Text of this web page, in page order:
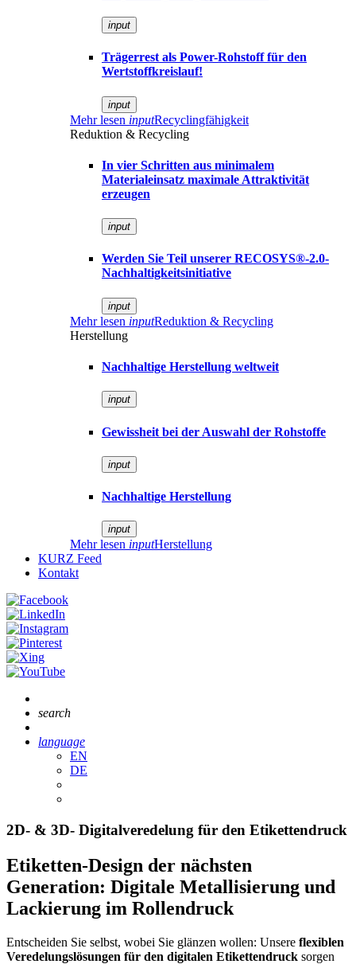
input
Trägerrest als Power-Rohstoff für den
Wertstoffkreislauf!
input
Mehr lesen inputRecyclingfähigkeit
Reduktion & Recycling
In vier Schritten aus minimalem
Materialeinsatz maximale Attraktivität
erzeugen
input
Werden Sie Teil unserer RECOSYS®-2.0-
Nachhaltigkeitsinitiative
input
Mehr lesen inputReduktion & Recycling
Herstellung
Nachhaltige Herstellung weltweit
input
Gewissheit bei der Auswahl der Rohstoffe
input
Nachhaltige Herstellung
input
Mehr lesen inputHerstellung
KURZ Feed
Kontakt
search
language
EN
DE
2D- & 3D- Digitalveredelung für den Etikettendruck
Etiketten-Design der nächsten
Generation: Digitale Metallisierung und
Lackierung im Rollendruck
Entscheiden Sie selbst, wobei Sie glänzen wollen: Unsere flexiblen
Veredelungslösungen für den digitalen Etikettendruck sorgen